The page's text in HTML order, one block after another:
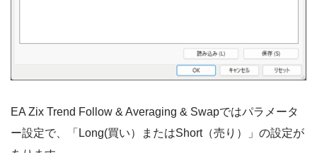
EA Zix Trend Follow & Averaging & Swapではパラメータ
ー設定で、「Long(買い）またはShort（売り）」の設定が